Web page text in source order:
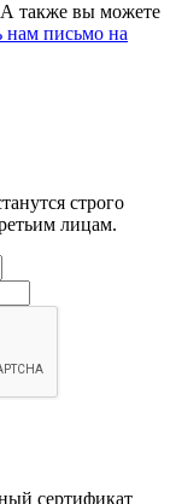
А также вы можете
нам письмо на
строго
лицам.
сертификат